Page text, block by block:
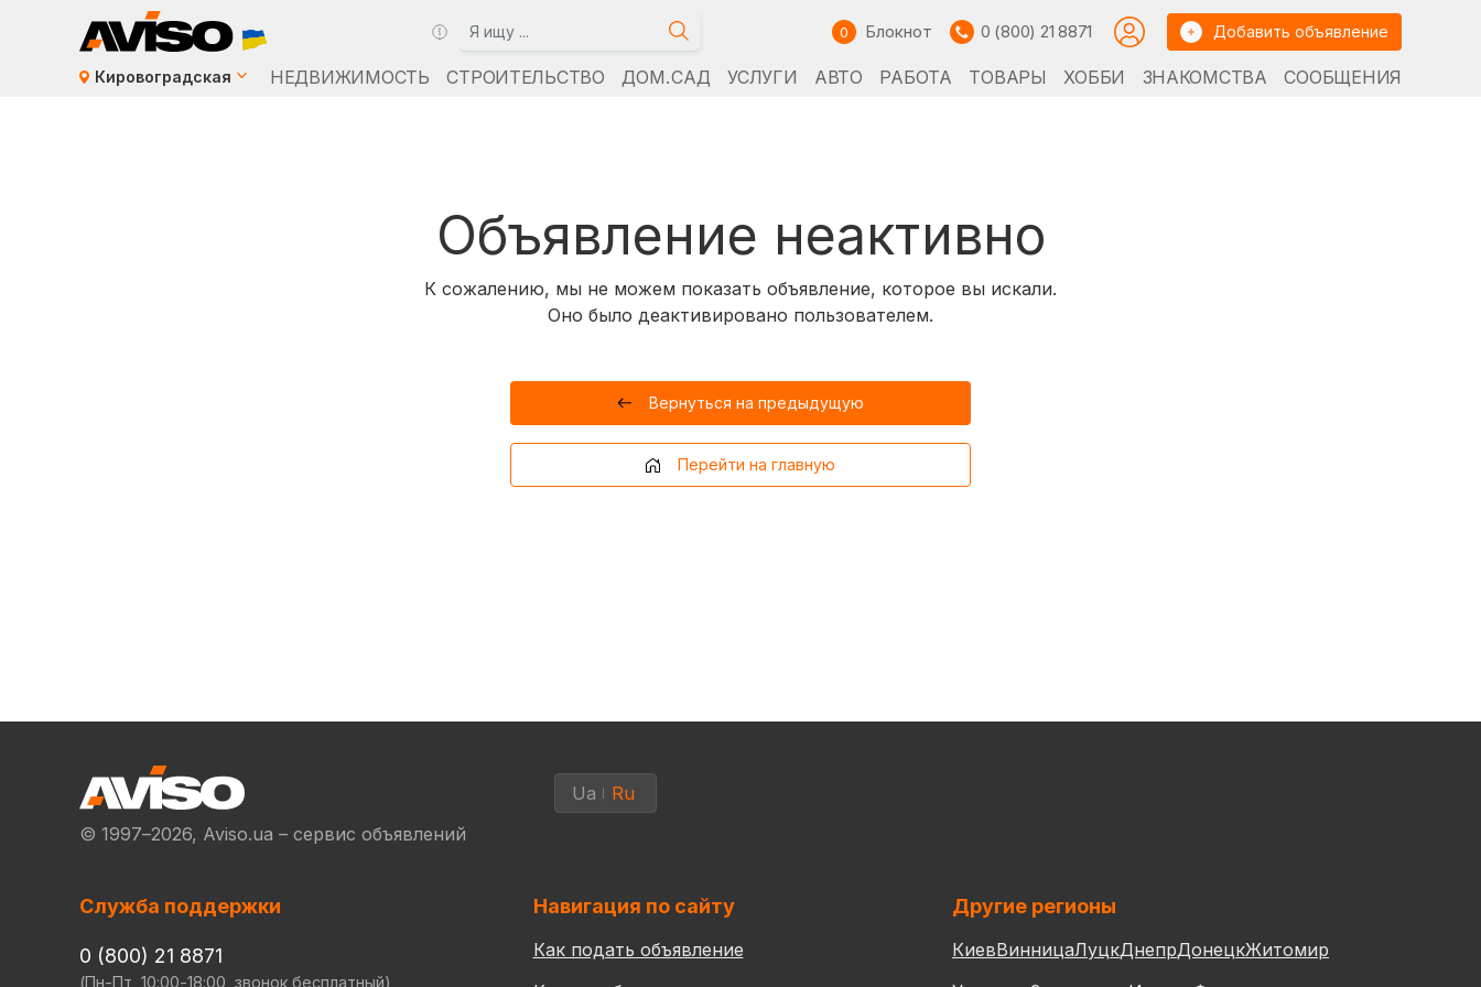
0 Блокнот 0 (800) 21 8871 Добавить объявление
Кировоградская НЕДВИЖИМОСТЬ СТРОИТЕЛЬСТВО ДОМ. САД УСЛУГИ АВТО РАБОТА ТОВАРЫ ХОББИ ЗНАКОМСТВА СООБЩЕНИЯ
Объявление неактивно
К сожалению, мы не можем показать объявление, которое вы искали.
Оно было деактивировано пользователем.
Вернуться на предыдущую
Перейти на главную
© 1997–2026, Aviso.ua – сервис объявлений
Ua Ru
Служба поддержки
0 (800) 21 8871
(Пн-Пт, 10:00-18:00, звонок бесплатный)
Навигация по сайту
Как подать объявление
Другие регионы
КиевВинницаЛуцкДнепрДонецкЖитомир